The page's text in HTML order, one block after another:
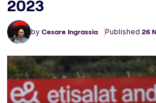
2023
by Cesare Ingrassia Published 26